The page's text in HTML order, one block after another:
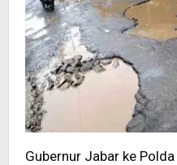
Gubernur Jabar ke